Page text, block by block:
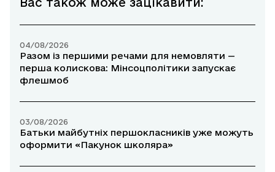
04/08/2026
Разом із першими речами для немовляти —
перша колискова: Мінсоцполітики запускає
флешмоб
03/08/2026
Батьки майбутніх першокласників уже можуть
оформити «Пакунок школяра»